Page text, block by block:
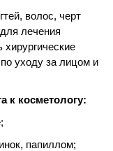
волос, черт
лечения
уходу за лицом и
к косметологу:
папиллом;